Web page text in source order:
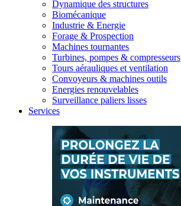
Dynamique des structures
Biomécanique
Industrie & Energie
Forage & Prospection
Machines tournantes
Turbines, pompes & compresseurs
Tours aérauliques et ventilation
Convoyeurs & machines outils
Energies renouvelables
Surveillance paliers lisses
Services